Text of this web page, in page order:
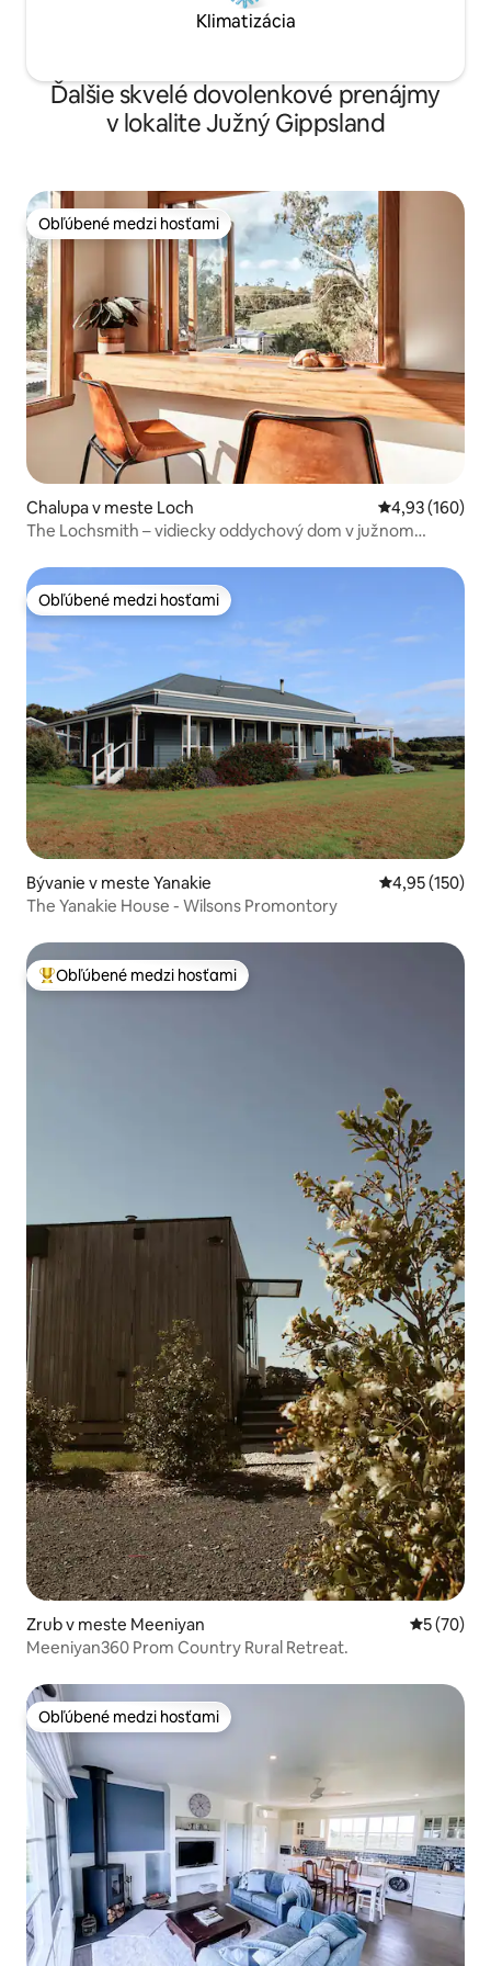
Klimatizácia
Ďalšie skvelé dovolenkové prenájmy
v lokalite Južný Gippsland
Obľúbené medzi hosťami
Obľúbené medzi hosťami
Chalupa v meste Loch Priemerné
4,93 (160)
The Lochsmith – vidiecky oddychový dom v južnom
Obľúbené medzi hosťami
Obľúbené medzi hosťami
Bývanie v meste Yanakie Priemerné
4,95 (150)
The Yanakie House - Wilsons Promontory
Najobľúbenejšie medzi hosťami
Obľúbené medzi hosťami
Zrub v meste Meeniyan
5 (70)
Meeniyan360 Prom Country Rural Retreat.
Obľúbené medzi hosťami
Obľúbené medzi hosťami